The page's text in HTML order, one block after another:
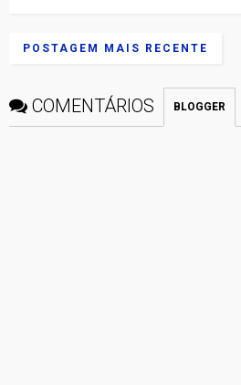
POSTAGEM MAIS RECENTE
COMENTÁRIOS BLOGGER